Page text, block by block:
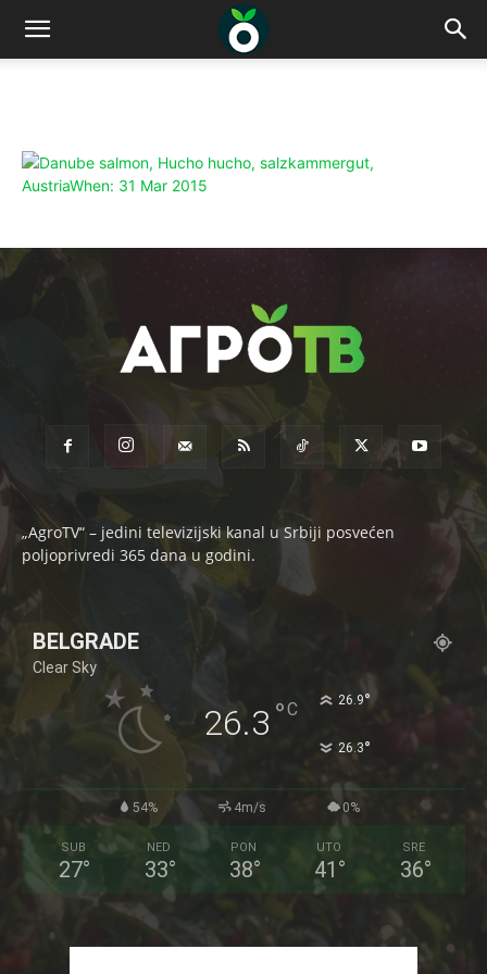
„AgroTV“ – jedini televizijski kanal u Srbiji posvećen
poljoprivredi 365 dana u godini.
BELGRADE
Clear Sky
26.3 °C 26.9°
26.3°
54% 4m/s 0%
SUB
27°
NED
33°
PON
38°
UTO
41 °
SRE
36°